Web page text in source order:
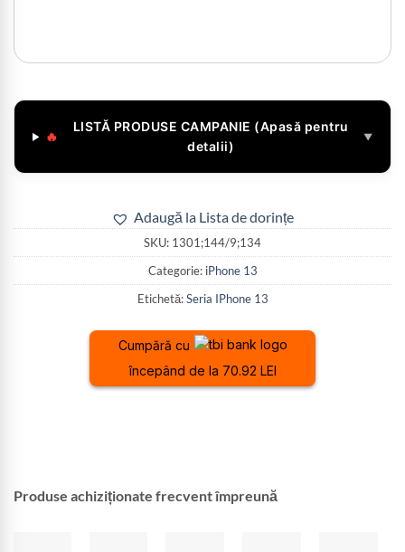
🔥
LISTĂ PRODUSE CAMPANIE (Apasă pentru
detalii)
▼
Adaugă la Lista de dorințe
SKU: 1301;144/9;134
Categorie: iPhone 13
Etichetă:Seria IPhone 13
Cumpără cu
începând de la 70.92 LEI
Produse achiziționate frecvent împreună